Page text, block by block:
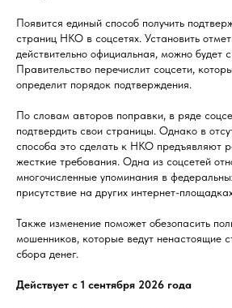
Появится единый способ получить
страниц НКО в соцсетях. Установить
действительно официальная, можно
Правительство перечислит соцсети,
определит порядок подтверждения.
По словам авторов поправки, в ряде
подтвердить свои страницы. Однако в
способа это сделать к НКО предъявляют
жесткие требования. Одна из соцсетей
многочисленные упоминания в
присутствие на других интернет-
Также изменение поможет обезопасить
мошенников, которые ведут ненастоящие
сбора денег.
Действует с 1 сентября 2026 года